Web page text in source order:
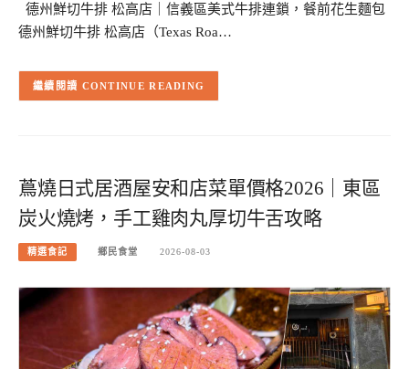
德州鮮切牛排 松高店｜信義區美式牛排連鎖，餐前花生麵包
德州鮮切牛排 松高店（Texas Roa…
CONTINUE READING
蔦燒日式居酒屋安和店菜單價格2026｜東區
炭火燒烤，手工雞肉丸厚切牛舌攻略
精選食記 鄉民食堂 2026-08-03